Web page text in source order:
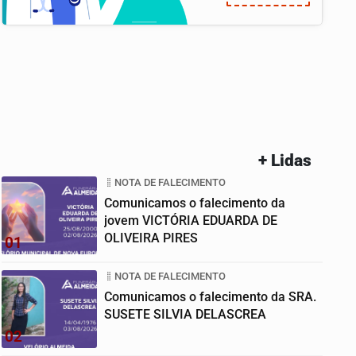
+ Lidas
01
NOTA DE FALECIMENTO
Comunicamos o falecimento da
jovem VICTÓRIA EDUARDA DE
OLIVEIRA PIRES
02
NOTA DE FALECIMENTO
Comunicamos o falecimento da SRA.
SUSETE SILVIA DELASCREA